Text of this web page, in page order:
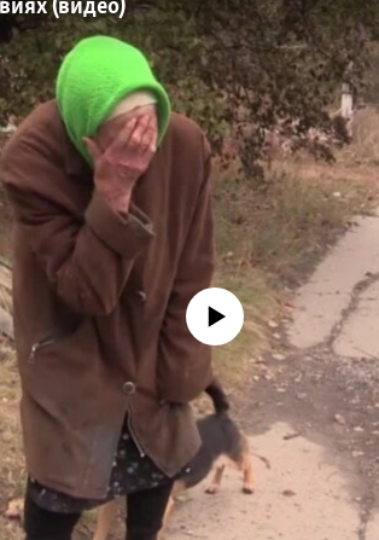
(видео)
No media source currently available